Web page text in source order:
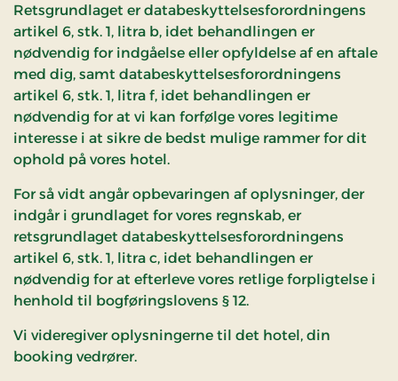
Retsgrundlaget er databeskyttelsesforordningens
artikel 6, stk. 1, litra b, idet behandlingen er
nødvendig for indgåelse eller opfyldelse af en aftale
med dig, samt databeskyttelsesforordningens
artikel 6, stk. 1, litra f, idet behandlingen er
nødvendig for at vi kan forfølge vores legitime
interesse i at sikre de bedst mulige rammer for dit
ophold på vores hotel.
For så vidt angår opbevaringen af oplysninger, der
indgår i grundlaget for vores regnskab, er
retsgrundlaget databeskyttelsesforordningens
artikel 6, stk. 1, litra c, idet behandlingen er
nødvendig for at efterleve vores retlige forpligtelse i
henhold til bogføringslovens § 12.
Vi videregiver oplysningerne til det hotel, din
booking vedrører.